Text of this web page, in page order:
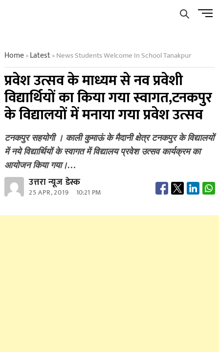
Menu
Home»Latest»News Students Welcome In School Tanakpur
प्रवेश उत्सव के माध्यम से नव प्रवेशी
विद्यार्थियों का किया गया स्वागत,टनकपुर
के विद्यालयों में मनाया गया प्रवेश उत्सव
टनकपुर सहयोगी । काली कुमाऊं के मैदानी क्षेत्र टनकपुर के विद्यालयों
में नये विद्यार्थियों के स्वागत में विद्यालय प्रवेश उत्सव कार्यक्रम का
आयोजन किया गया।…
उत्तरा न्यूज डेस्क
25 APR, 2019 10:21 PM